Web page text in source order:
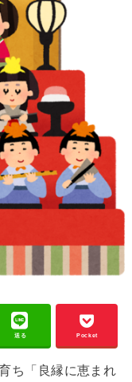
送る Pocket
ち「良縁に恵まれ